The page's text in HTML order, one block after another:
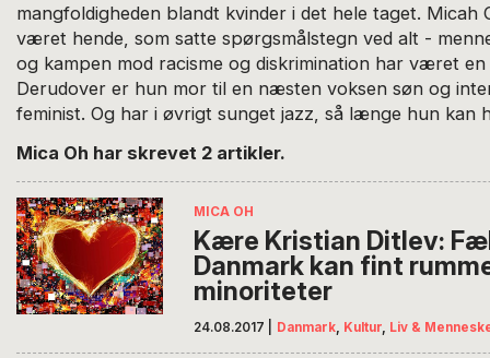
mangfoldigheden blandt kvinder i det hele taget. Micah
været hende, som satte spørgsmålstegn ved alt -
og kampen mod racisme og diskrimination har været en
Derudover er hun mor til en næsten voksen søn og
feminist. Og har i øvrigt sunget jazz, så længe hun kan
Mica Oh har skrevet 2 artikler.
MICA OH
Kære Kristian Ditlev:
Danmark kan fint
minoriteter
24.08.2017 Danmark Kultur Liv &